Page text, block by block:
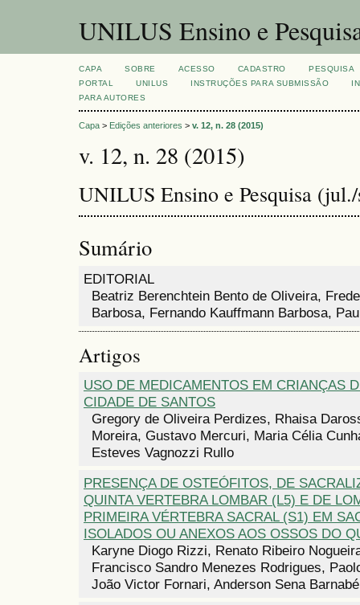
UNILUS Ensino e
CAPA SOBRE ACESSO CADASTRO
PESQUISA
PORTAL
UNILUS INSTRUÇÕES PARA SUBMISSÃO
PARA AUTORES
Capa > Edições anteriores > v. 12, n. 28 (2015)
v. 12, n. 28 (2015)
UNILUS Ensino e Pesquisa
Sumário
EDITORIAL
Beatriz Berenchtein Bento de Oliveira,
Barbosa, Fernando Kauffmann Barbosa,
Artigos
USO DE MEDICAMENTOS EM CRIANÇAS
CIDADE DE SANTOS
Gregory de Oliveira Perdizes, Rhaisa
Moreira, Gustavo Mercuri, Maria Célia
Esteves Vagnozzi Rullo
PRESENÇA DE OSTEÓFITOS, DE
QUINTA VERTEBRA LOMBAR (L5) E DE
PRIMEIRA VÉRTEBRA SACRAL (S1) EM
ISOLADOS OU ANEXOS AOS OSSOS DO
Karyne Diogo Rizzi, Renato Ribeiro
Francisco Sandro Menezes Rodrigues,
João Victor Fornari, Anderson Sena Barnabé